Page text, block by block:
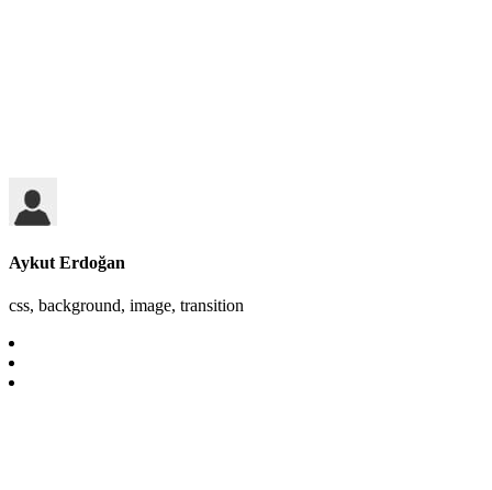
Aykut Erdoğan
css, background, image, transition